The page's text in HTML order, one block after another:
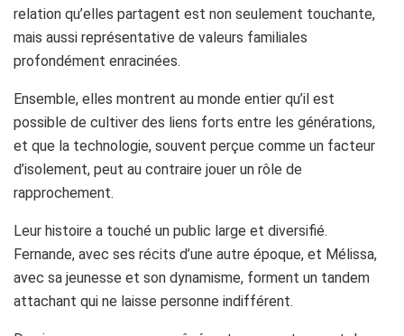
relation qu’elles partagent est non seulement touchante,
mais aussi représentative de valeurs familiales
profondément enracinées.
Ensemble, elles montrent au monde entier qu’il est
possible de cultiver des liens forts entre les générations,
et que la technologie, souvent perçue comme un facteur
d’isolement, peut au contraire jouer un rôle de
rapprochement.
Leur histoire a touché un public large et diversifié.
Fernande, avec ses récits d’une autre époque, et Mélissa,
avec sa jeunesse et son dynamisme, forment un tandem
attachant qui ne laisse personne indifférent.